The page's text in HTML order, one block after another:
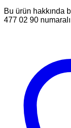
Bu ürün hakkında
477 02 90